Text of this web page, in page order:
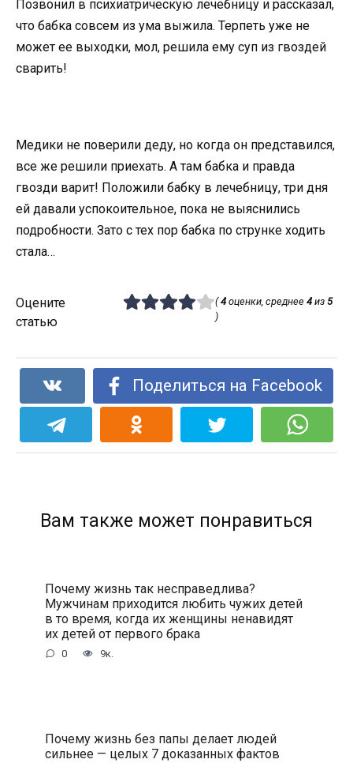
Позвонил в психиатрическую лечебницу и рассказал,
что бабка совсем из ума выжила. Терпеть уже не
может ее выходки, мол, решила ему суп из гвоздей
сварить!
Медики не поверили деду, но когда он представился,
все же решили приехать. А там бабка и правда
гвозди варит! Положили бабку в лечебницу, три дня
ей давали успокоительное, пока не выяснились
подробности. Зато с тех пор бабка по струнке ходить
стала…
Оцените
статью
(4оценки, среднее 4из 5
)
Поделиться на Facebook
Вам также может понравиться
Почему жизнь так несправедлива?
Мужчинам приходится любить чужих детей
в то время, когда их женщины ненавидят
их детей от первого брака
0 9к.
Почему жизнь без папы делает людей
сильнее — целых 7 доказанных фактов